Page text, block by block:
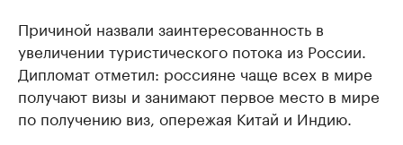
Причиной назвали заинтересованность в
увеличении туристического потока из России.
Дипломат отметил: россияне чаще всех в мире
получают визы и занимают первое место в мире
по получению виз, опережая Китай и Индию.